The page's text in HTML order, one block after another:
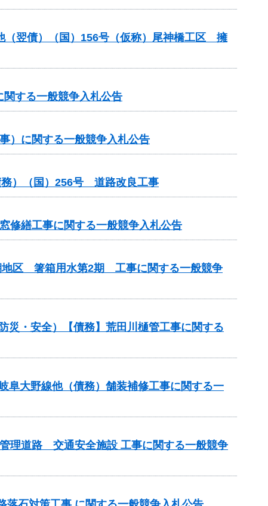
（翌債）（国）156号（仮称）尾神橋工区 擁
関する一般競争入札公告
）に関する一般競争入札公告
務）（国）256号 道路改良工事
修繕工事に関する一般競争入札公告
地区 箸箱用水第2期 工事に関する一般競争
・安全）【債務】荒田川樋管工事に関する
大野線他（債務）舗装補修工事に関する一
理道路 交通安全施設 工事に関する一般競争